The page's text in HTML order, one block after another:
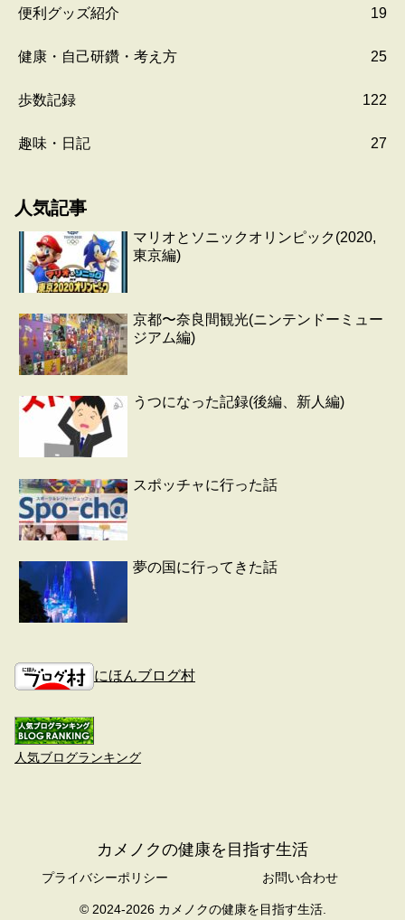
便利グッズ紹介 19
健康・自己研鑽・考え方 25
歩数記録 122
趣味・日記 27
人気記事
マリオとソニックオリンピック(2020,
東京編)
京都〜奈良間観光(ニンテンドーミュー
ジアム編)
うつになった記録(後編、新人編)
スポッチャに行った話
夢の国に行ってきた話
にほんブログ村
人気ブログランキング
カメノクの健康を目指す生活
プライバシーポリシー お問い合わせ
© 2024-2026 カメノクの健康を目指す生活.